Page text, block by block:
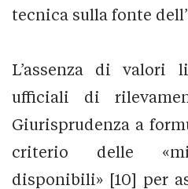
tecnica sulla fonte
L’assenza di
ufficiali di
Giurisprudenza a
criterio delle
disponibili» [10] per